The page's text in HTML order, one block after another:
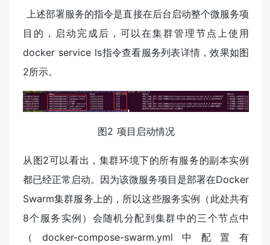
​ 上述部署服务的指令是直接在后台启动整个微服务项
目的，启动完成后，可以在集群管理节点上使用
docker service ls指令查看服务列表详情，效果如图
2所示。
图2 项目启动情况
从图2可以看出，集群环境下的所有服务的副本实例
都已经正常启动。因为该微服务项目是部署在Docker
Swarm集群服务上的，所以这些服务实例（此处共有
8个服务实例）会随机分配到集群中的三个节点中
（docker-compose-swarm.yml中配置有